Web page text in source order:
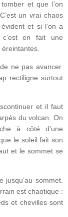
et que l’on
un vrai chaos
et si l’on a
en fait une
ne pas avancer.
rectiligne surtout
et il faut
du volcan. On
à côté d’une
le soleil fait son
et le sommet se
jusqu’au sommet.
est chaotique :
et chevilles sont